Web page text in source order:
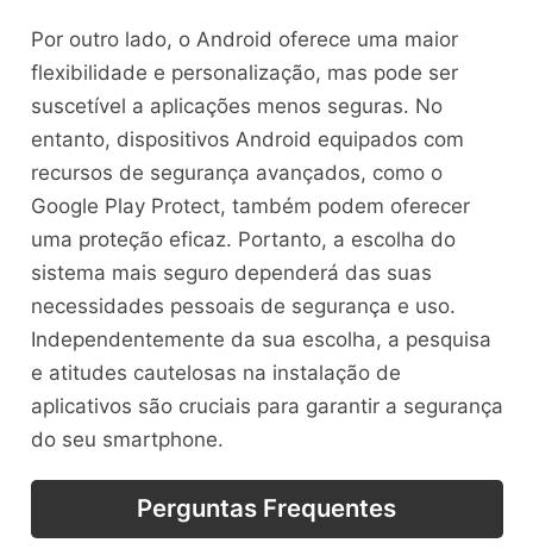
Por outro lado, o Android oferece uma maior
flexibilidade e personalização, mas pode ser
suscetível a aplicações menos seguras. No
entanto, dispositivos Android equipados com
recursos de segurança avançados, como o
Google Play Protect, também podem oferecer
uma proteção eficaz. Portanto, a escolha do
sistema mais seguro dependerá das suas
necessidades pessoais de segurança e uso.
Independentemente da sua escolha, a pesquisa
e atitudes cautelosas na instalação de
aplicativos são cruciais para garantir a segurança
do seu smartphone.
Perguntas Frequentes